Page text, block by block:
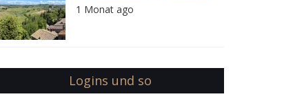
1 Monat ago
Logins und so